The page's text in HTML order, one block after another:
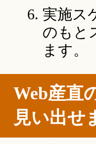
実施ス
のもと
ます。
Web産直
見い出せ